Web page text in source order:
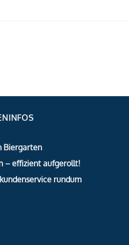
Biergarten
– effizient aufgerollt!
rundum